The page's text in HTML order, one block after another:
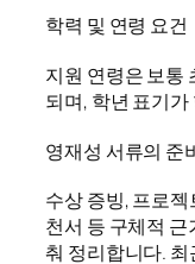
학력 및 연령 요건
지원 연령은 보통
되며, 학년 표기
영재성 서류의 준
수상 증빙, 프로
천서 등 구체적
춰 정리합니다.